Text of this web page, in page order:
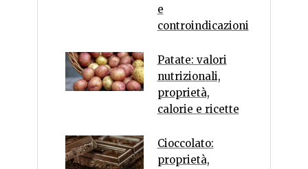
e
controindicazioni
Patate: valori
nutrizionali,
proprietà,
calorie e ricette
Cioccolato:
proprietà,